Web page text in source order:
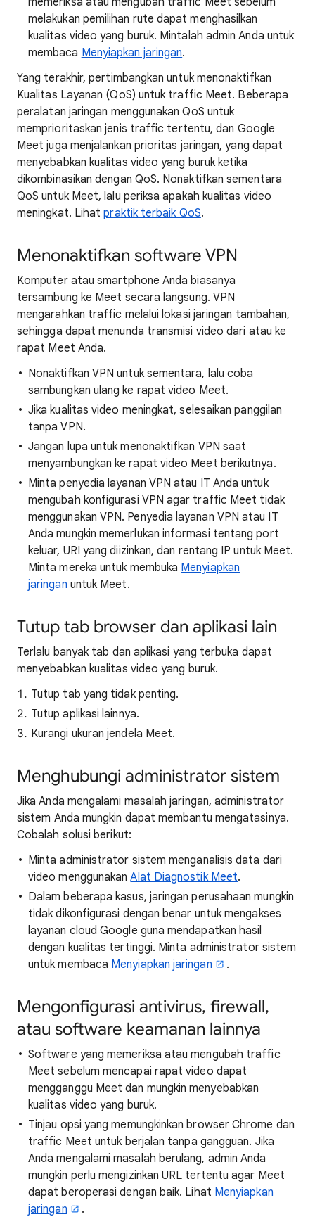
melakukan pemilihan rute dapat menghasilkan
kualitas video yang buruk. Mintalah admin Anda untuk
membaca Menyiapkan jaringan.
Yang terakhir, pertimbangkan untuk menonaktifkan
Kualitas Layanan (QoS) untuk traffic Meet. Beberapa
peralatan jaringan menggunakan QoS untuk
memprioritaskan jenis traffic tertentu, dan Google
Meet juga menjalankan prioritas jaringan, yang dapat
menyebabkan kualitas video yang buruk ketika
dikombinasikan dengan QoS. Nonaktifkan sementara
QoS untuk Meet, lalu periksa apakah kualitas video
meningkat. Lihatpraktik terbaik QoS.
Menonaktifkan software VPN
Komputer atau smartphone Anda biasanya
tersambung ke Meet secara langsung. VPN
mengarahkan traffic melalui lokasi jaringan tambahan,
sehingga dapat menunda transmisi video dari atau ke
rapat Meet Anda.
Nonaktifkan VPN untuk sementara, lalu coba
sambungkan ulang ke rapat video Meet.
Jika kualitas video meningkat, selesaikan panggilan
tanpa VPN.
Jangan lupa untuk menonaktifkan VPN saat
menyambungkan ke rapat video Meet berikutnya.
Minta penyedia layanan VPN atau IT Anda untuk
mengubah konfigurasi VPN agar traffic Meet tidak
menggunakan VPN. Penyedia layanan VPN atau IT
Anda mungkin memerlukan informasi tentang port
keluar, URI yang diizinkan, dan rentang IP untuk Meet.
Minta mereka untuk membuka Menyiapkan
jaringan untuk Meet.
Tutup tab browser dan aplikasi lain
Terlalu banyak tab dan aplikasi yang terbuka dapat
menyebabkan kualitas video yang buruk.
Tutup tab yang tidak penting.
Tutup aplikasi lainnya.
Kurangi ukuran jendela Meet.
Menghubungi administrator sistem
Jika Anda mengalami masalah jaringan, administrator
sistem Anda mungkin dapat membantu mengatasinya.
Cobalah solusi berikut:
Minta administrator sistem menganalisis data dari
video menggunakanAlat Diagnostik Meet.
Dalam beberapa kasus, jaringan perusahaan mungkin
tidak dikonfigurasi dengan benar untuk mengakses
layanan cloud Google guna mendapatkan hasil
dengan kualitas tertinggi. Minta administrator sistem
untuk membaca Menyiapkan jaringan .
Mengonfigurasi antivirus, firewall,
atau software keamanan lainnya
Software yang memeriksa atau mengubah traffic
Meet sebelum mencapai rapat video dapat
mengganggu Meet dan mungkin menyebabkan
kualitas video yang buruk.
Tinjau opsi yang memungkinkan browser Chrome dan
traffic Meet untuk berjalan tanpa gangguan. Jika
Anda mengalami masalah berulang, admin Anda
mungkin perlu mengizinkan URL tertentu agar Meet
dapat beroperasi dengan baik. Lihat Menyiapkan
jaringan
.